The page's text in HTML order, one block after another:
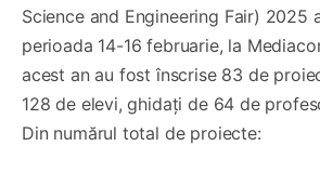
Science and Engineering Fair) 2025
perioada 14-16 februarie, la
acest an au fost înscrise 83 de
128 de elevi, ghidați de 64 de
Din numărul total de proiecte: